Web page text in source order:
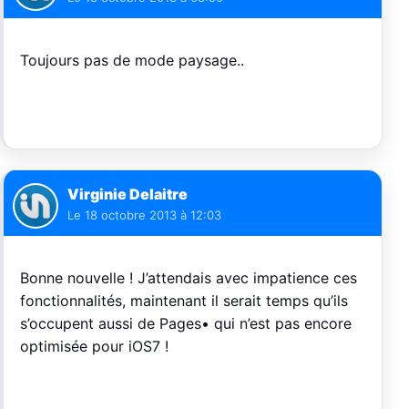
Toujours pas de mode paysage..
Virginie Delaitre
Le 18 octobre 2013 à 12:03
Bonne nouvelle ! J’attendais avec impatience ces
fonctionnalités, maintenant il serait temps qu’ils
s’occupent aussi de Pages• qui n’est pas encore
optimisée pour iOS7 !